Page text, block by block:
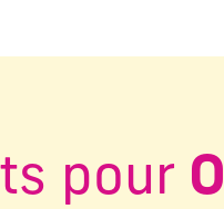
pour